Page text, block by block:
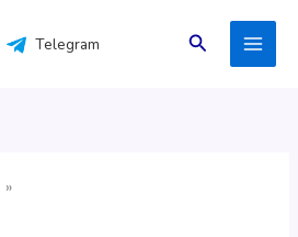
Telegram Поиск